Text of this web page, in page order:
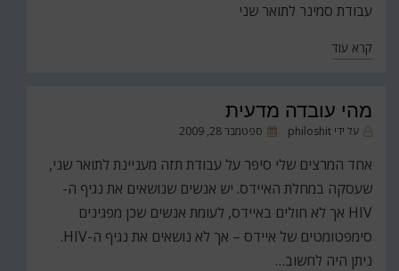
עבודת סמינר לתואר שני
קרא עוד
מהי עובדה מדעית
על ידי philoshit
פורסםספטמבר 28, 2009
אחד המרצים שלי סיפר על עבודת תזה מעניינת לתואר שני,
שעסקה במחלת האיידס. יש אנשים שנושאים את נגיף ה-
HIV אך לא חולים באיידס, לעומת אנשים שכן מפגינים
סימפטומטים של איידס – אך לא נושאים את נגיף ה-HIV.
ניתן היה לחשוב…